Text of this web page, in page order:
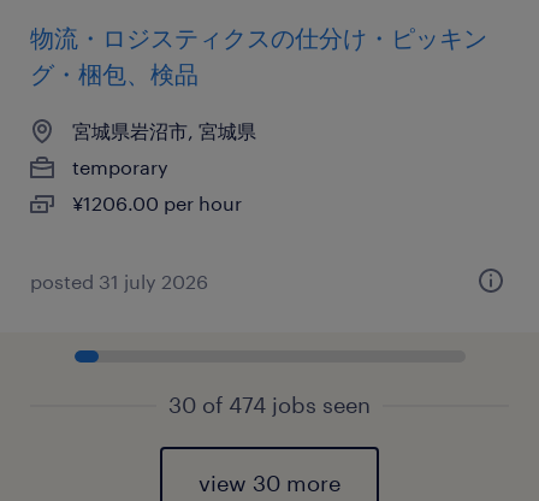
物流・ロジスティクスの仕分け・ピッキン
グ・梱包、検品
宮城県岩沼市, 宮城県
temporary
¥1206.00 per hour
posted 31 july 2026
30 of 474 jobs seen
view 30 more